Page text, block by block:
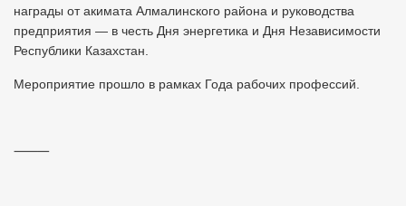
награды от акимата Алмалинского района и руководства
предприятия — в честь Дня энергетика и Дня Независимости
Республики Казахстан.
Мероприятие прошло в рамках Года рабочих профессий.
⸻